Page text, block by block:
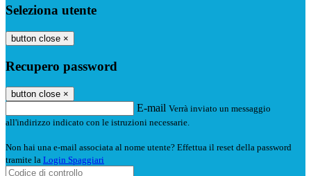
Seleziona utente
button close ×
Recupero password
button close ×
E-mail Verrà inviato un messaggio
all'indirizzo indicato con le istruzioni necessarie.
Non hai una e-mail associata al nome utente? Effettua il reset della password
tramite la Login Spaggiari